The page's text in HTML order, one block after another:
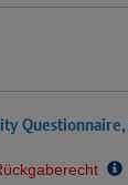
Questionnaire,